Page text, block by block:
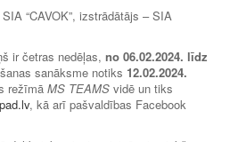
“CAVOK”, izstrādātājs – SIA
ir četras nedēļas, no 06.02.2024. līdz
sanāksme notiks 12.02.2024.
režīmā MS TEAMS vidē un tiks
, kā arī pašvaldības Facebook